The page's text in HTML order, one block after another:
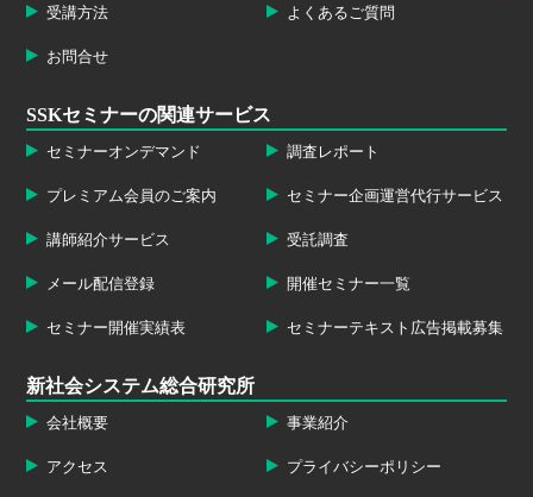
受講方法 よくあるご質問
お問合せ
SSKセミナーの関連サービス
セミナーオンデマンド 調査レポート
プレミアム会員のご案内 セミナー企画運営代行サービス
講師紹介サービス 受託調査
メール配信登録 開催セミナー一覧
セミナー開催実績表 セミナーテキスト広告掲載募集
新社会システム総合研究所
会社概要 事業紹介
アクセス プライバシーポリシー